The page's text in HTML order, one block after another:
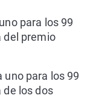
para los 99
del premio
uno para los 99
de los dos